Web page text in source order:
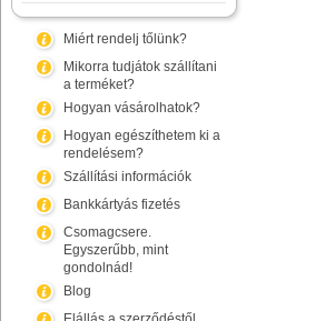
Miért rendelj tőlünk?
Mikorra tudjátok szállítani
a terméket?
Hogyan vásárolhatok?
Hogyan egészíthetem ki a
rendelésem?
Szállítási információk
Bankkártyás fizetés
Csomagcsere.
Egyszerűbb, mint
gondolnád!
Blog